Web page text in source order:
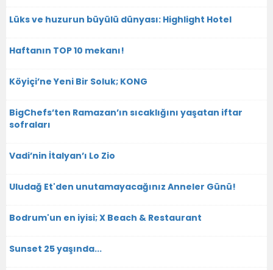
Lüks ve huzurun büyülü dünyası: Highlight Hotel
Haftanın TOP 10 mekanı!
Köyiçi’ne Yeni Bir Soluk; KONG
BigChefs’ten Ramazan’ın sıcaklığını yaşatan iftar
sofraları
Vadi’nin İtalyan’ı Lo Zio
Uludağ Et'den unutamayacağınız Anneler Günü!
Bodrum'un en iyisi; X Beach & Restaurant
Sunset 25 yaşında...